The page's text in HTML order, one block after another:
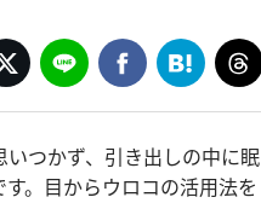
つかず、引き出しの中に眠
。目からウロコの活用法を